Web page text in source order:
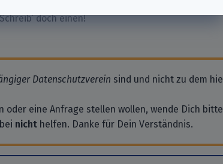
doch einen!
Datenschutzverein sind und nicht zu dem
oder eine Anfrage stellen wollen, wende Dich
nicht helfen. Danke für Dein Verständnis.